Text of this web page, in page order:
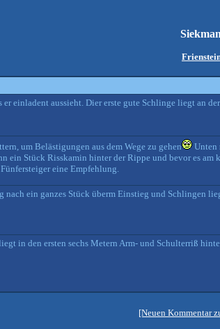
er einladent aussieht. Dier erste gute Schlinge liegt an
um Belästigungen aus dem Wege zu gehen
Unten
ein Stück Risskamin hinter der Rippe und bevor es
eine Empfehlung.
ein ganzes Stück überm Einstieg und Schlingen
in den ersten sechs Metern Arm- und Schulterriß
[Neuen Kommentar